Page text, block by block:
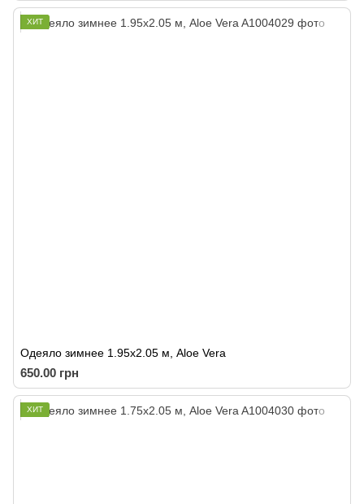
ХИТ
Одеяло зимнее 1.95x2.05 м, Aloe Vera
650.00 грн
ХИТ